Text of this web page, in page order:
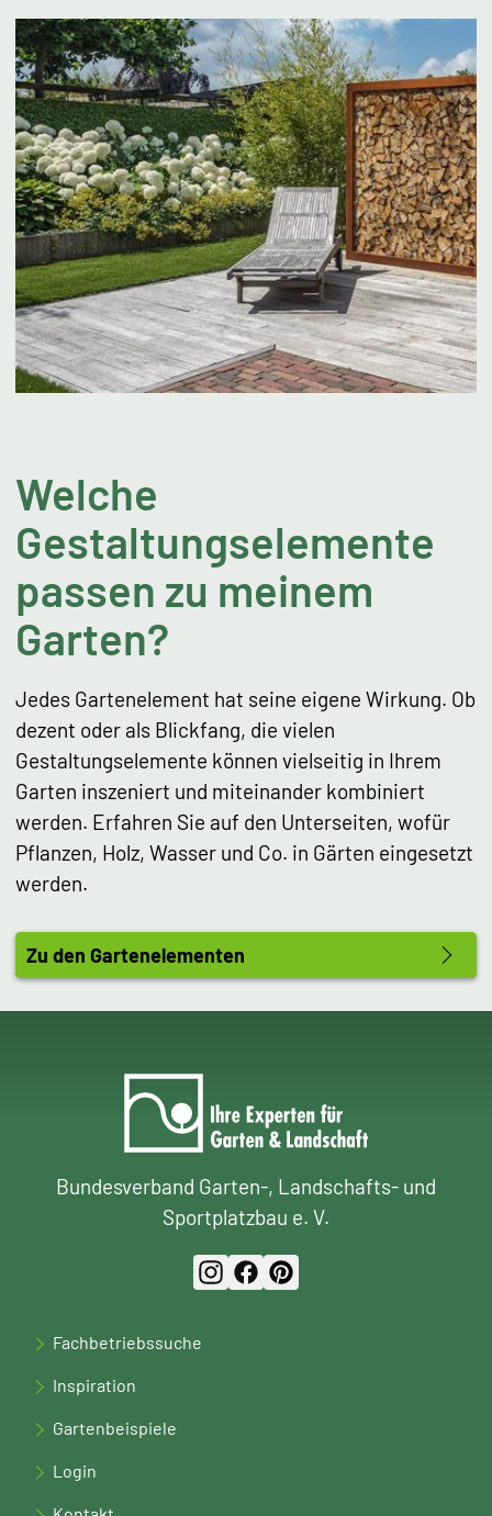
Welche
Gestaltungselemente
passen zu meinem
Garten?
Jedes Gartenelement hat seine eigene Wirkung. Ob
dezent oder als Blickfang, die vielen
Gestaltungselemente können vielseitig in Ihrem
Garten inszeniert und miteinander kombiniert
werden. Erfahren Sie auf den Unterseiten, wofür
Pflanzen, Holz, Wasser und Co. in Gärten eingesetzt
werden.
Zu den Gartenelementen
Bundesverband Garten-, Landschafts- und
Sportplatzbau e. V.
Fachbetriebssuche
Inspiration
Gartenbeispiele
Login